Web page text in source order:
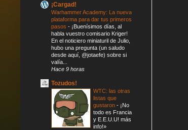
¡Cargad!
Warhammer Academy: La nueva
plataforma para dar tus primeros
pasos - ¡Buenísimos días, al
habla vuestro comisario Kriger!
En el noticiero miniaturil de Julio,
hubo una pregunta (un saludo
desde aquí, @jotaefe) sobre si
valía...
Hace 9 horas
Tozudos!
WTC: las otras
listas que
gustaron - ¡No
todo es Francia
y E.E.U.U! más
info!»